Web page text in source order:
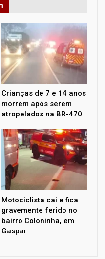
Crianças de 7 e 14 anos
morrem após serem
atropelados na BR-470
Motociclista cai e fica
gravemente ferido no
bairro Coloninha, em
Gaspar